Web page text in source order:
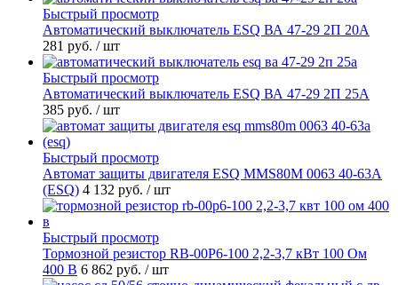
Быстрый просмотр
Автоматический выключатель ESQ ВА 47-29 2П 20А
281 руб. / шт
Быстрый просмотр
Автоматический выключатель ESQ ВА 47-29 2П 25А
385 руб. / шт
Быстрый просмотр
Автомат защиты двигателя ESQ MMS80M 0063 40-63А
(ESQ) 4 132 руб. / шт
Быстрый просмотр
Тормозной резистор RB-00P6-100 2,2-3,7 кВт 100 Ом
400 В 6 862 руб. / шт